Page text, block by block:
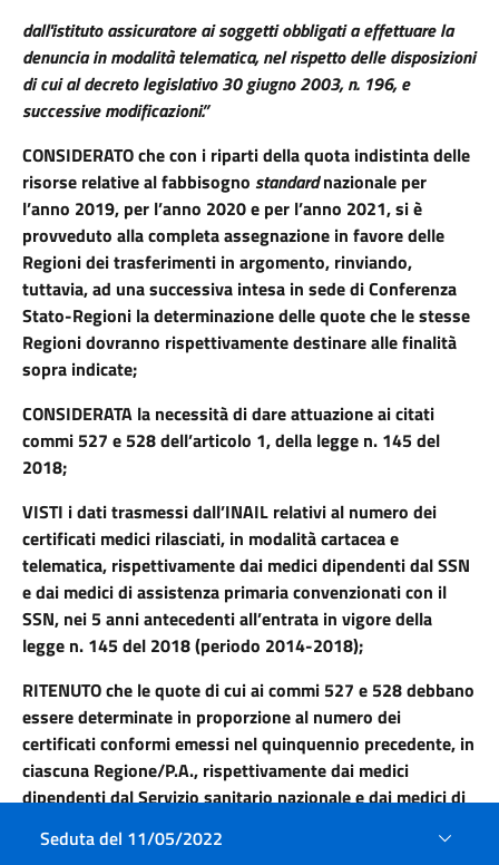
dall'istituto assicuratore ai soggetti obbligati a effettuare la
denuncia in modalità telematica, nel rispetto delle disposizioni
di cui al decreto legislativo 30 giugno 2003, n. 196, e
successive modificazioni.”
CONSIDERATO che con i riparti della quota indistinta delle
risorse relative al fabbisogno standardnazionale per
l’anno 2019, per l’anno 2020 e per l’anno 2021, si è
provveduto alla completa assegnazione in favore delle
Regioni dei trasferimenti in argomento, rinviando,
tuttavia, ad una successiva intesa in sede di Conferenza
Stato-Regioni la determinazione delle quote che le stesse
Regioni dovranno rispettivamente destinare alle finalità
sopra indicate;
CONSIDERATA la necessità di dare attuazione ai citati
commi 527 e 528 dell’articolo 1, della legge n. 145 del
2018;
VISTI i dati trasmessi dall’INAIL relativi al numero dei
certificati medici rilasciati, in modalità cartacea e
telematica, rispettivamente dai medici dipendenti dal SSN
e dai medici di assistenza primaria convenzionati con il
SSN, nei 5 anni antecedenti all’entrata in vigore della
legge n. 145 del 2018 (periodo 2014-2018);
RITENUTO che le quote di cui ai commi 527 e 528 debbano
essere determinate in proporzione al numero dei
certificati conformi emessi nel quinquennio precedente, in
ciascuna Regione/P.A., rispettivamente dai medici
dipendenti dal Servizio sanitario nazionale e dai medici di
alla presente intesa;
Seduta del 11/05/2022